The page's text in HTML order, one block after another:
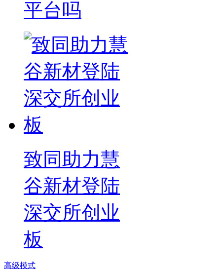
平台吗
致同助力慧
谷新材登陆
深交所创业
板
高级模式